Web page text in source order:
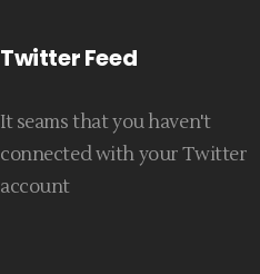
Twitter Feed
It seams that you haven't
connected with your Twitter
account